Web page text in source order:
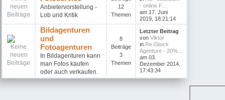
Anbietervorstellung -
Lob und Kritik
12
Themen
- online F...
am 17. Juni
2019, 18:21:14
Bildagenturen
und
Fotoagenturen
In Bildagenturen kann
man Fotos kaufen
oder auch verkaufen.
8
Beiträge
3
Themen
Letzter Beitrag
vonViktor
in Re:iStock
Agenture - 20%...
am 03.
Dezember 2014,
17:43:34